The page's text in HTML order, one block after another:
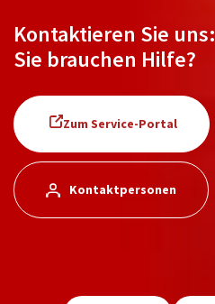
Kontaktieren Sie uns:
Sie brauchen Hilfe?
Zum Service-Portal
Kontaktpersonen